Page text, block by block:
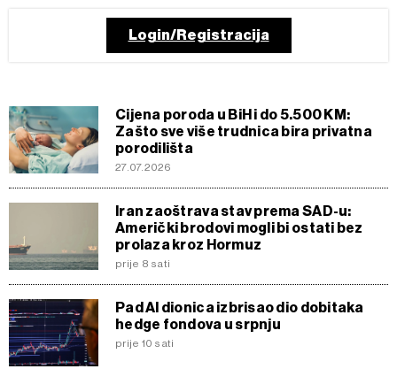
Login/Registracija
Cijena poroda u BiH i do 5.500 KM:
Zašto sve više trudnica bira privatna
porodilišta
27.07.2026
Iran zaoštrava stav prema SAD-u:
Američki brodovi mogli bi ostati bez
prolaza kroz Hormuz
prije 8 sati
Pad AI dionica izbrisao dio dobitaka
hedge fondova u srpnju
prije 10 sati